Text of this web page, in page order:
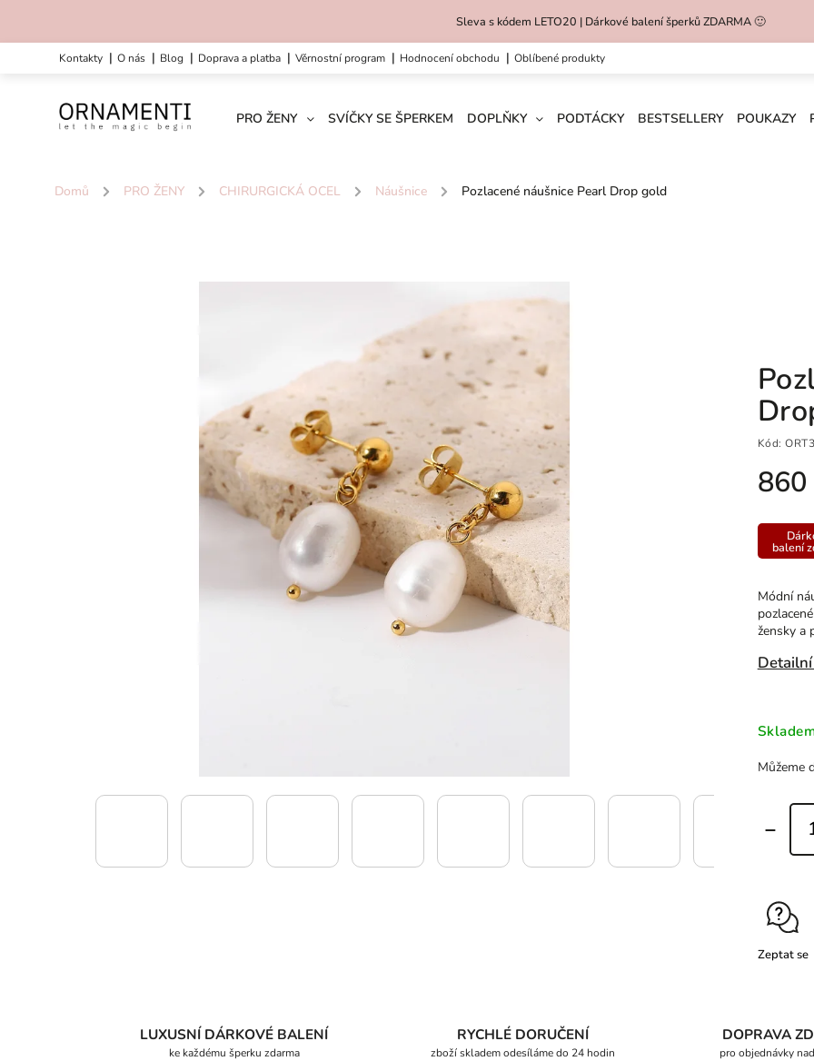
Sleva s kódem LETO20 | Dárkové balení šperků ZDARMA 🙂
kontakty o nás blog doprava a platba věrnostní program hodnocení obchodu oblíbené produkty
PRO ŽENY SVÍČKY SE ŠPERKEM DOPLŇKY PODTÁCKY BESTSELLERY POUKAZY
Domů / PRO ŽENY / CHIRURGICKÁ OCEL / Náušnice / Pozlacené náušnice Pearl Drop gold
Kód:
860
Módní
žensky a
balení
Můžeme
Zeptat se
LUXUSNÍ DÁRKOVÉ BALENÍ
ke každému šperku zdarma
RYCHLÉ DORUČENÍ
zboží skladem odesíláme do 24 hodin
DOPRAVA
pro objednávky